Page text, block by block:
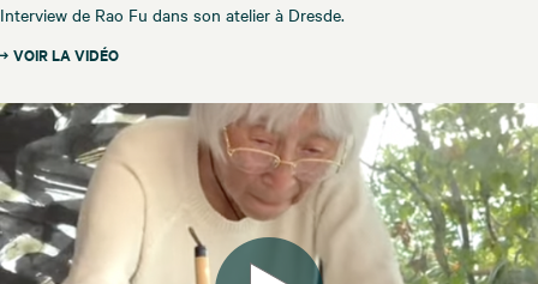
Interview de Rao Fu dans son atelier à Dresde.
VOIR LA VIDÉO